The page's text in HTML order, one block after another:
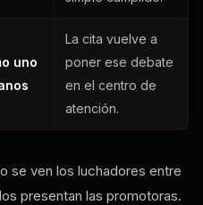
uno
La cita vuelve a
poner ese debate
en el centro de
atención.
se ven los luchadores entre
presentan las promotoras.